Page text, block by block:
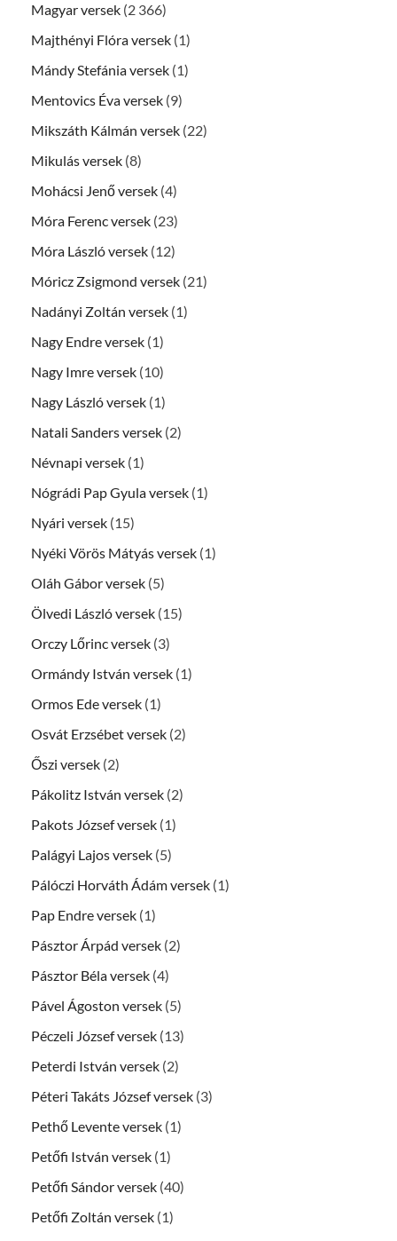
Magyar versek (2 366)
Majthényi Flóra versek (1)
Mándy Stefánia versek (1)
Mentovics Éva versek (9)
Mikszáth Kálmán versek (22)
Mikulás versek (8)
Mohácsi Jenő versek (4)
Móra Ferenc versek (23)
Móra László versek (12)
Móricz Zsigmond versek (21)
Nadányi Zoltán versek (1)
Nagy Endre versek (1)
Nagy Imre versek (10)
Nagy László versek (1)
Natali Sanders versek (2)
Névnapi versek (1)
Nógrádi Pap Gyula versek (1)
Nyári versek (15)
Nyéki Vörös Mátyás versek (1)
Oláh Gábor versek (5)
Ölvedi László versek (15)
Orczy Lőrinc versek (3)
Ormándy István versek (1)
Ormos Ede versek (1)
Osvát Erzsébet versek (2)
Őszi versek (2)
Pákolitz István versek (2)
Pakots József versek (1)
Palágyi Lajos versek (5)
Pálóczi Horváth Ádám versek (1)
Pap Endre versek (1)
Pásztor Árpád versek (2)
Pásztor Béla versek (4)
Pável Ágoston versek (5)
Péczeli József versek (13)
Peterdi István versek (2)
Péteri Takáts József versek (3)
Pethő Levente versek (1)
Petőfi István versek (1)
Petőfi Sándor versek (40)
Petőfi Zoltán versek (1)